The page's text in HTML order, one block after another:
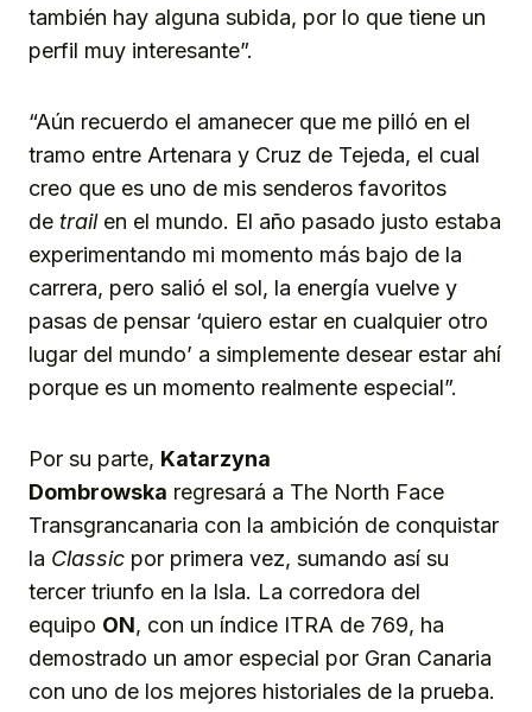
también hay alguna subida, por lo que tiene un
perfil muy interesante”.
“Aún recuerdo el amanecer que me pilló en el
tramo entre Artenara y Cruz de Tejeda, el cual
creo que es uno de mis senderos favoritos
de trailen el mundo. El año pasado justo estaba
experimentando mi momento más bajo de la
carrera, pero salió el sol, la energía vuelve y
pasas de pensar ‘quiero estar en cualquier otro
lugar del mundo’ a simplemente desear estar ahí
porque es un momento realmente especial”.
Por su parte, Katarzyna
Dombrowska regresará a The North Face
Transgrancanaria con la ambición de conquistar
la Classic por primera vez, sumando así su
tercer triunfo en la Isla. La corredora del
equipo ON, con un índice ITRA de 769, ha
demostrado un amor especial por Gran Canaria
con uno de los mejores historiales de la prueba.